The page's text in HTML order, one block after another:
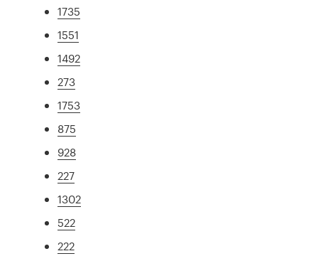
1735
1551
1492
273
1753
875
928
227
1302
522
222